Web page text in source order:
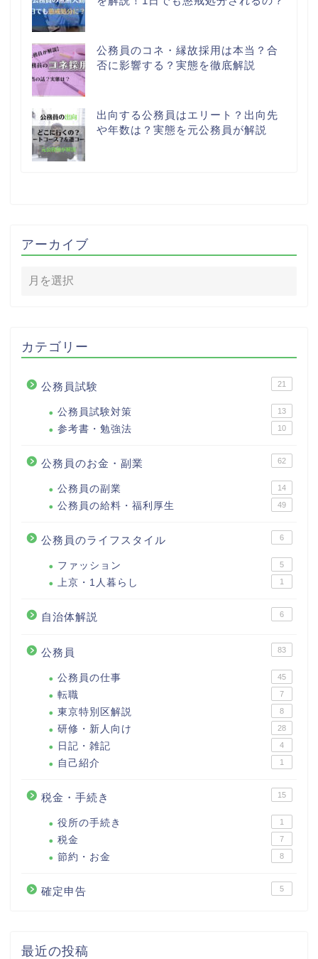
公務員のコネ・縁故採用は本当？合
否に影響する？実態を徹底解説
出向する公務員はエリート？出向先
や年数は？実態を元公務員が解説
アーカイブ
カテゴリー
公務員試験 21
公務員試験対策 13
参考書・勉強法 10
公務員のお金・副業 62
公務員の副業 14
公務員の給料・福利厚生 49
公務員のライフスタイル 6
ファッション 5
上京・1人暮らし 1
自治体解説 6
公務員 83
公務員の仕事 45
転職 7
東京特別区解説 8
研修・新人向け 28
日記・雑記 4
自己紹介 1
税金・手続き 15
役所の手続き 1
税金 7
節約・お金 8
確定申告 5
最近の投稿